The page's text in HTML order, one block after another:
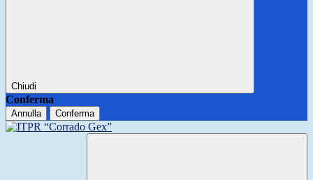
Chiudi
Conferma
Annulla Conferma